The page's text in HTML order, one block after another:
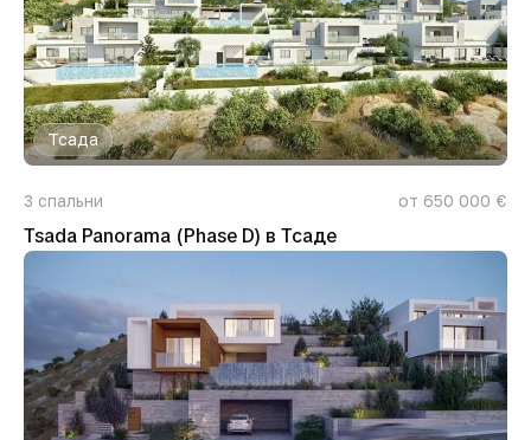
Тсада
3 спальни от 650 000 €
Tsada Panorama (Phase D) в Тсаде